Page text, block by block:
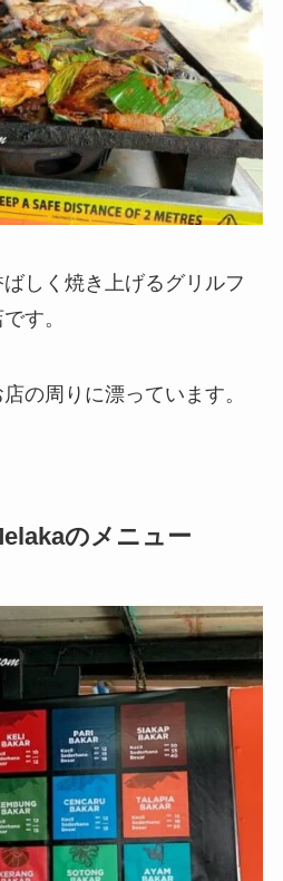
しく焼き上げるグリルフ
す。
の周りに漂っています。
のメニュー